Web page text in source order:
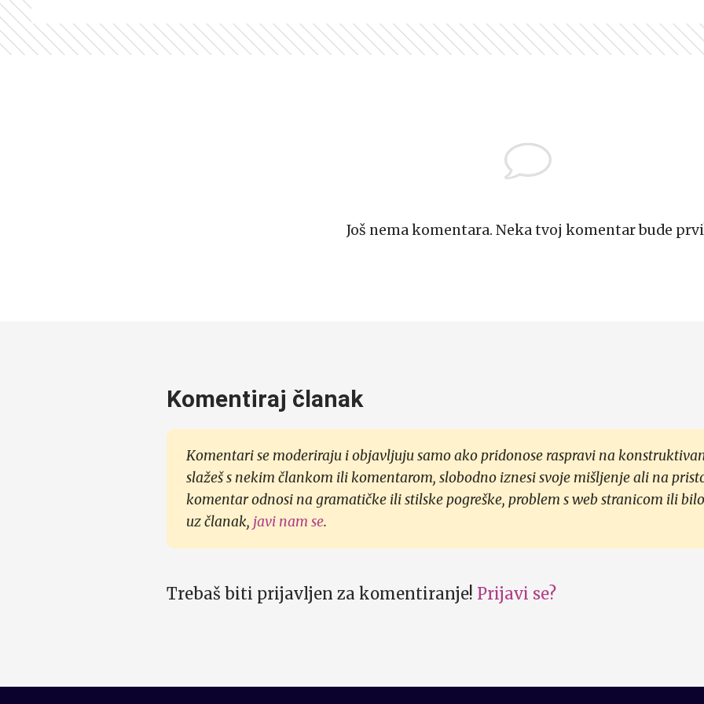
Još nema komentara. Neka tvoj komentar bude
Komentiraj članak
Komentari se moderiraju i objavljuju samo ako pridonose raspravi na
slažeš s nekim člankom ili komentarom, slobodno iznesi svoje mišljenje ali na
komentar odnosi na gramatičke ili stilske pogreške, problem s web stranicom ili
uz članak, javi nam se.
Trebaš biti prijavljen za komentiranje! Prijavi se?